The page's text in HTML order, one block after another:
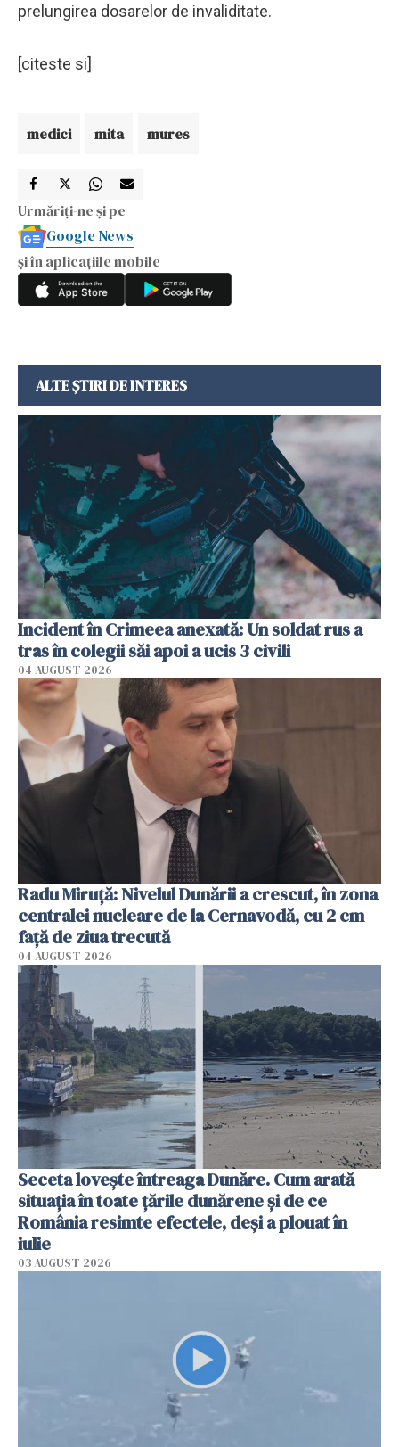
prelungirea dosarelor de invaliditate.
[citeste si]
medici mita mures
Urmăriți-ne și pe
Google News
și în aplicațiile mobile
ALTE ȘTIRI DE INTERES
Incident în Crimeea anexată: Un soldat rus a
tras în colegii săi apoi a ucis 3 civili
04 AUGUST 2026
Radu Miruţă: Nivelul Dunării a crescut, în zona
centralei nucleare de la Cernavodă, cu 2 cm
faţă de ziua trecută
04 AUGUST 2026
Seceta lovește întreaga Dunăre. Cum arată
situația în toate țările dunărene și de ce
România resimte efectele, deși a plouat în
iulie
03 AUGUST 2026